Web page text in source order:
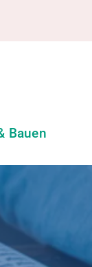
Bauen